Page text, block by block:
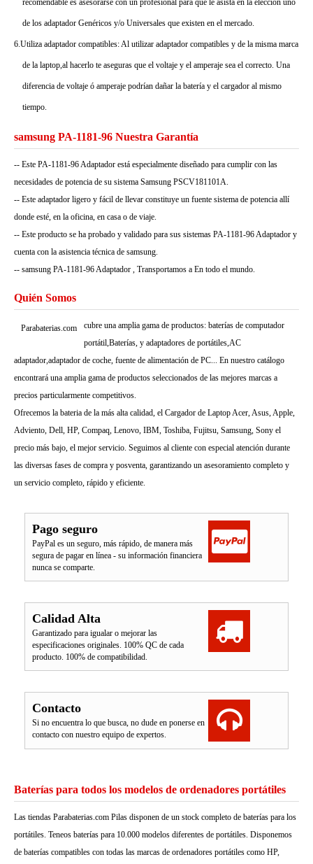
recomendable es asesorarse con un profesional para que le asista en la elección uno
de los adaptador Genéricos y/o Universales que existen en el mercado.
6.Utiliza adaptador compatibles: Al utilizar adaptador compatibles y de la misma marca
de la laptop,al hacerlo te aseguras que el voltaje y el amperaje sea el correcto. Una
diferencia de voltaje ó amperaje podrían dañar la batería y el cargador al mismo
tiempo.
samsung PA-1181-96 Nuestra Garantía
-- Este PA-1181-96 Adaptador está especialmente diseñado para cumplir con las
necesidades de potencia de su sistema Samsung PSCV181101A.
-- Este adaptador ligero y fácil de llevar constituye un fuente sistema de potencia allí
donde esté, en la oficina, en casa o de viaje.
-- Este producto se ha probado y validado para sus sistemas PA-1181-96 Adaptador y
cuenta con la asistencia técnica de samsung.
-- samsung PA-1181-96 Adaptador , Transportamos a En todo el mundo.
Quién Somos
Parabaterias.com
cubre una amplia gama de productos: baterías de computador
portátil,Baterías, y adaptadores de portátiles,AC
adaptador,adaptador de coche, fuente de alimentación de PC... En nuestro catálogo
encontrará una amplia gama de productos seleccionados de las mejores marcas a
precios particularmente competitivos.
Ofrecemos la bateria de la más alta calidad, el Cargador de Laptop Acer, Asus, Apple,
Adviento, Dell, HP, Compaq, Lenovo, IBM, Toshiba, Fujitsu, Samsung, Sony el
precio más bajo, el mejor servicio. Seguimos al cliente con especial atención durante
las diversas fases de compra y posventa, garantizando un asesoramiento completo y
un servicio completo, rápido y eficiente.
Pago seguro
PayPal es un seguro, más rápido, de manera más
segura de pagar en línea - su información financiera
nunca se comparte.
Calidad Alta
Garantizado para igualar o mejorar las
especificaciones originales. 100% QC de cada
producto. 100% de compatibilidad.
Contacto
Si no encuentra lo que busca, no dude en ponerse en
contacto con nuestro equipo de expertos.
Baterías para todos los modelos de ordenadores portátiles
Las tiendas Parabaterias.com Pilas disponen de un stock completo de baterías para los
portátiles. Teneos baterías para 10.000 modelos diferentes de portátiles. Disponemos
de baterías compatibles con todas las marcas de ordenadores portátiles como HP,